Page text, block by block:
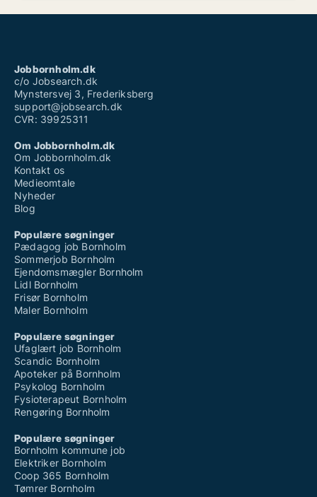
Jobbornholm.dk
c/o Jobsearch.dk
Mynstersvej 3, Frederiksberg
support@jobsearch.dk
CVR: 39925311
Om Jobbornholm.dk
Om Jobbornholm.dk
Kontakt os
Medieomtale
Nyheder
Blog
Populære søgninger
Pædagog job Bornholm
Sommerjob Bornholm
Ejendomsmægler Bornholm
Lidl Bornholm
Frisør Bornholm
Maler Bornholm
Populære søgninger
Ufaglært job Bornholm
Scandic Bornholm
Apoteker på Bornholm
Psykolog Bornholm
Fysioterapeut Bornholm
Rengøring Bornholm
Populære søgninger
Bornholm kommune job
Elektriker Bornholm
Coop 365 Bornholm
Tømrer Bornholm